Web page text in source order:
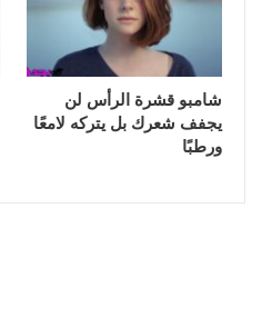
شامبو قشرة الرأس لن
يجفف شعرك بل يتركه لامعًا
ورطبًا